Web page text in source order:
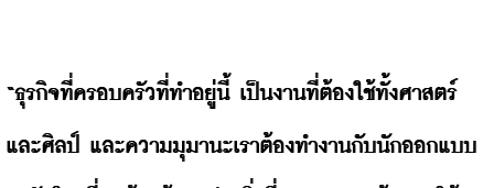
“ธุรกิจที่ครอบครัวที่ทำอยู่นี้ เป็นงานที่ต้องใช้ทั้งศาสตร์
และศิลป์ และความมุมานะเราต้องทำงานกับนักออกแบบ